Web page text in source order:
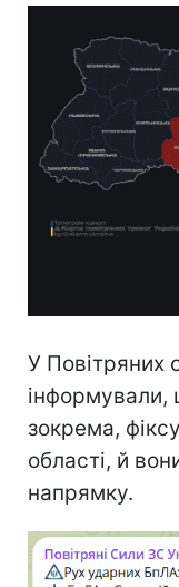
У Повітряних
інформували,
зокрема,
області, й
напрямку.